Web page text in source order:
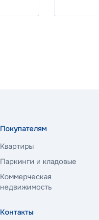
Стандартная
Покупателям
Квартиры
Паркинги и кладовые
Коммерческая
недвижимость
Контакты